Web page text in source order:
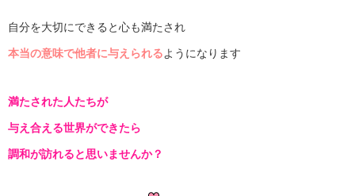
自分を大切にできると心も満たされ
本当の意味で他者に与えられるようになります
満たされた人たちが
与え合える世界ができたら
調和が訪れると思いませんか？